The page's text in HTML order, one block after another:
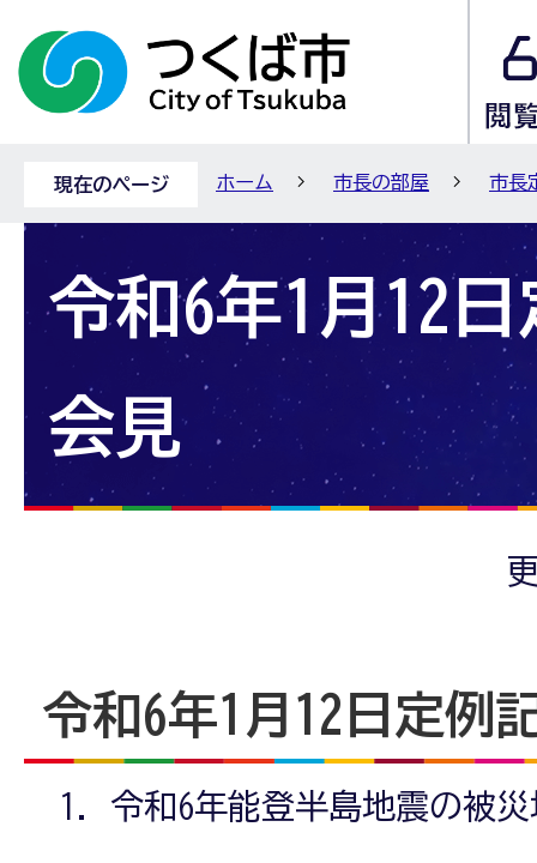
現在のページ ホーム 市長の部屋 市長
令和6年1月12
会見
令和6年1月12日定例
令和6年能登半島地震の被